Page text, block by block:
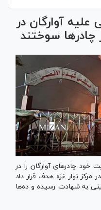
آوارگان در
چادر‌ها سوختند
خود چادر‌های آوارگان را در
نوار غزه هدف قرار داد
دست‌کم ۴ فلسطینی به شهادت رسیده و ده‌ها